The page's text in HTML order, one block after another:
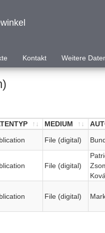
Kontakt Weitere
MEDIUM
File (digital)
File (digital)
File (digital)